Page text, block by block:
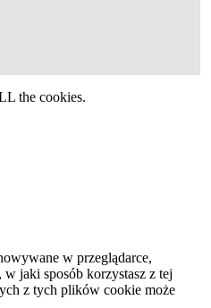
the cookies.
w przeglądarce,
jaki sposób korzystasz z tej
z tych plików cookie może